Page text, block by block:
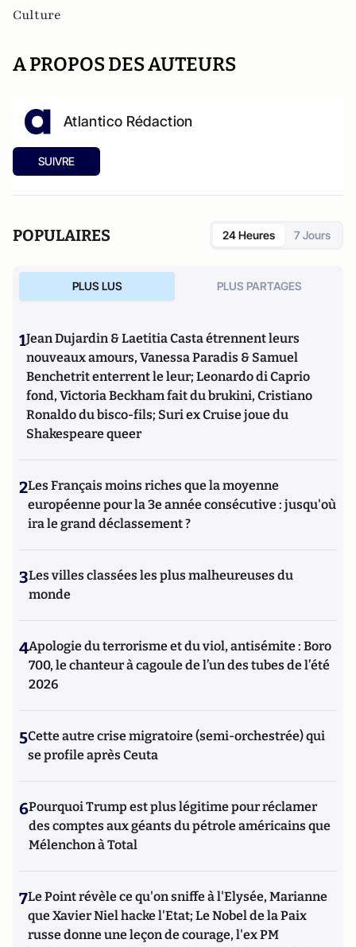
Culture
A PROPOS DES AUTEURS
Atlantico Rédaction
SUIVRE
POPULAIRES 24 Heures 7 Jours
PLUS LUS PLUS PARTAGES
1Jean Dujardin & Laetitia Casta étrennent leurs
nouveaux amours, Vanessa Paradis & Samuel
Benchetrit enterrent le leur; Leonardo di Caprio
fond, Victoria Beckham fait du brukini, Cristiano
Ronaldo du bisco-fils; Suri ex Cruise joue du
Shakespeare queer
2Les Français moins riches que la moyenne
européenne pour la 3e année consécutive : jusqu'où
ira le grand déclassement ?
3Les villes classées les plus malheureuses du
monde
4Apologie du terrorisme et du viol, antisémite : Boro
700, le chanteur à cagoule de l’un des tubes de l’été
2026
5Cette autre crise migratoire (semi-orchestrée) qui
se profile après Ceuta
6Pourquoi Trump est plus légitime pour réclamer
des comptes aux géants du pétrole américains que
Mélenchon à Total
7Le Point révèle ce qu'on sniffe à l'Elysée, Marianne
que Xavier Niel hacke l'Etat; Le Nobel de la Paix
russe donne une leçon de courage, l'ex PM